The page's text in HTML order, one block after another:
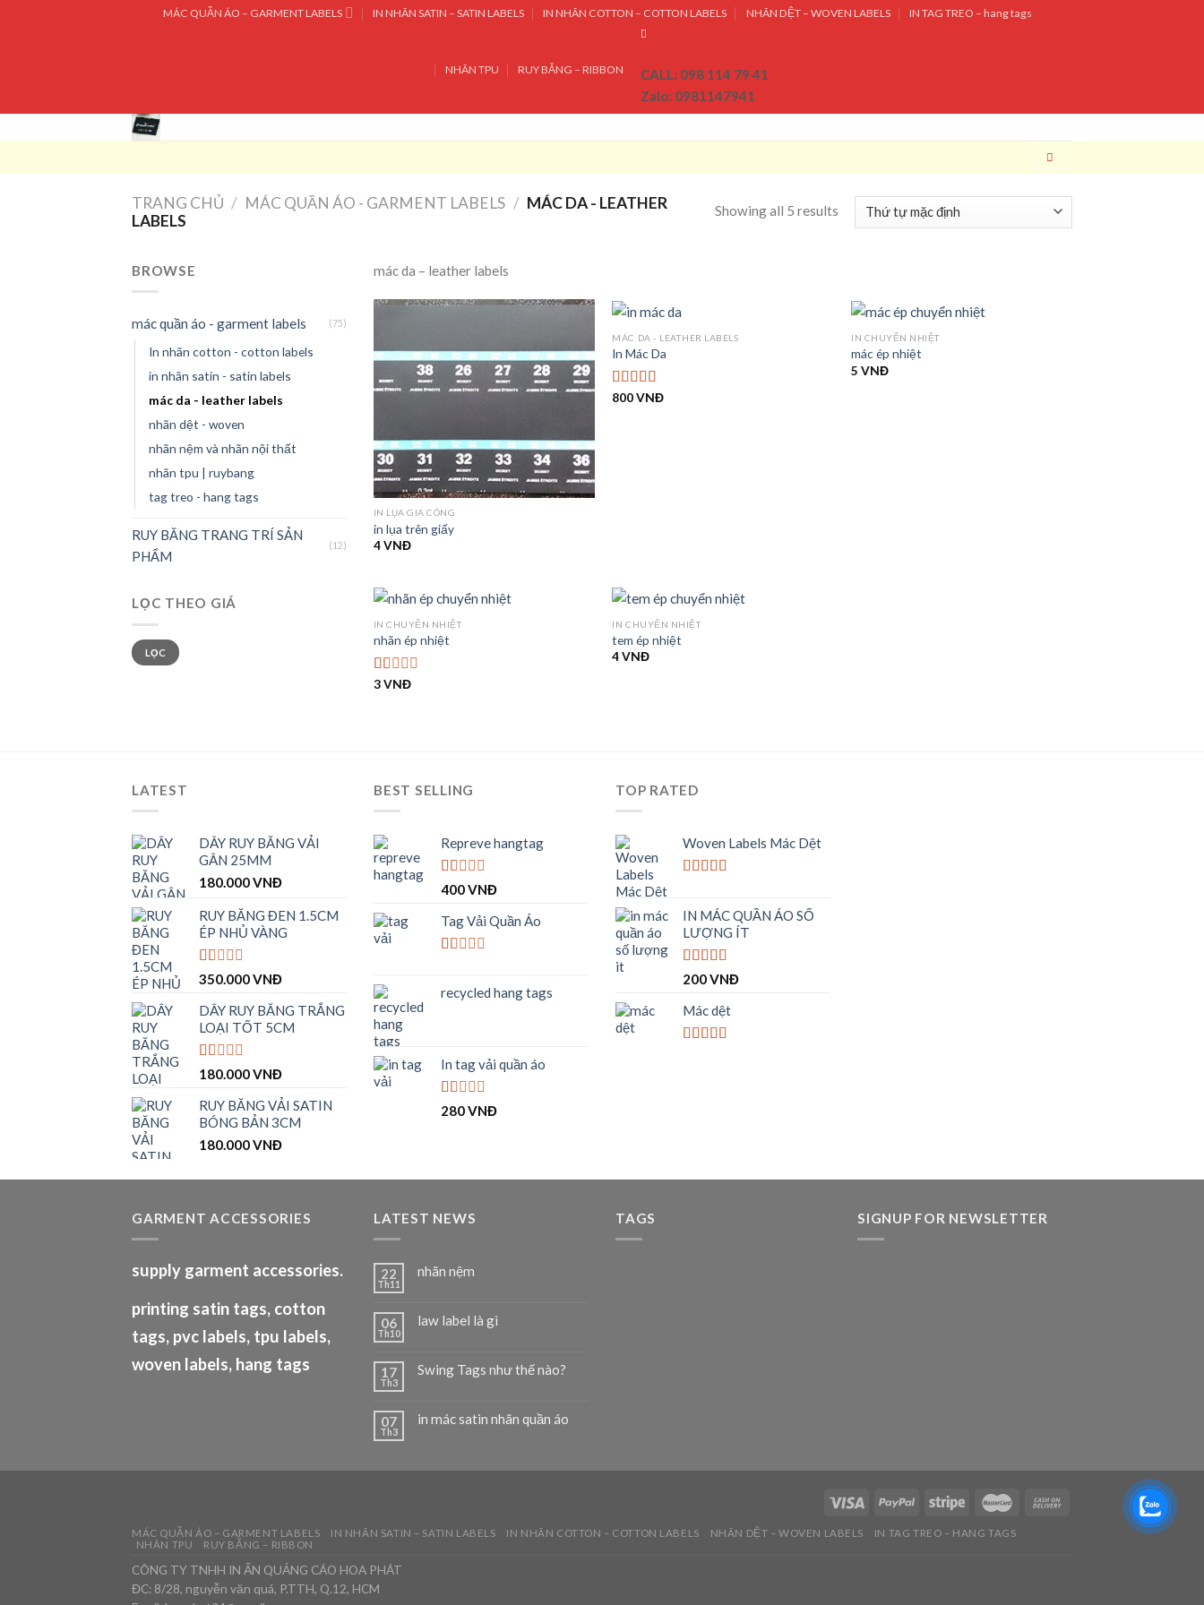
MÁC QUẦN ÁO – GARMENT LABELS IN NHÃN SATIN – SATIN LABELS IN NHÃN COTTON – COTTON LABELS NHÃN DỆT – WOVEN LABELS IN TAG TREO – hang tags
NHÃN TPU RUY BĂNG – RIBBON
CALL: 098 114 79 41
Zalo: 0981147941
TRANG CHỦ / MÁC QUẦN ÁO - GARMENT LABELS / MÁC DA - LEATHER
LABELS
Showing all 5 results
BROWSE
mác quần áo - garment labels (75)
In nhãn cotton - cotton labels
in nhãn satin - satin labels
mác da - leather labels
nhãn dệt - woven
nhãn nệm và nhãn nội thất
nhãn tpu | ruybang
tag treo - hang tags
RUY BĂNG TRANG TRÍ SẢN
PHẨM
(12)
LỌC THEO GIÁ
Giá
thấp
nhất
Giá
cao
nhất
LỌC
mác da – leather labels
IN LỤA GIA CÔNG
in lụa trên giấy
4VNĐ
MÁC DA - LEATHER LABELS
In Mác Da
Được xếp
800VNĐ
IN CHUYỂN NHIỆT
mác ép nhiệt
5VNĐ
IN CHUYỂN NHIỆT
nhãn ép nhiệt
Được
3VNĐ
IN CHUYỂN NHIỆT
tem ép nhiệt
4VNĐ
LATEST
DÂY RUY BĂNG VẢI
GÂN 25MM
180.000VNĐ
RUY BĂNG ĐEN 1.5CM
ÉP NHỦ VÀNG
Được
hạng
1.00
5
sao
350.000VNĐ
DÂY RUY BĂNG TRẮNG
LOẠI TỐT 5CM
Được
hạng
1.00
5
sao
180.000VNĐ
RUY BĂNG VẢI SATIN
BÓNG BẢN 3CM
180.000VNĐ
BEST SELLING
Repreve hangtag
Được
hạng
1.00
5
400VNĐ
Tag Vải Quần Áo
hạng
recycled hang tags
In tag vải quần áo
Được
sao
280VNĐ
TOP RATED
Woven Labels Mác Dệt
sao
IN MÁC QUẦN ÁO SỐ
LƯỢNG ÍT
Được xếp
5 sao
200VNĐ
Mác dệt
GARMENT ACCESSORIES
supply garment accessories.
printing satin tags, cotton
tags, pvc labels, tpu labels,
woven labels, hang tags
LATEST NEWS
22
Th11
nhãn nệm
06
Th10
law label là gì
17
Th3
Swing Tags như thế nào?
07
Th3
in mác satin nhãn quần áo
TAGS SIGNUP FOR NEWSLETTER
MÁC QUẦN ÁO – GARMENT LABELS IN NHÃN SATIN – SATIN LABELS IN NHÃN COTTON – COTTON LABELS NHÃN DỆT – WOVEN LABELS
IN TAG TREO – HANG TAGS
NHÃN TPU
RUY BĂNG – RIBBON
CÔNG TY TNHH IN ẤN QUẢNG CÁO HOA PHÁT
ĐC: 8/28, nguyễn văn quá, P.TTH, Q.12, HCM